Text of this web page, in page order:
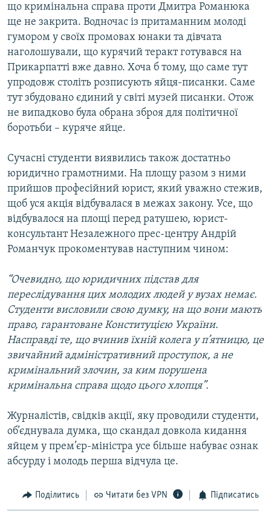
що кримінальна справа проти Дмитра Романюка
ще не закрита. Водночас із притаманним молоді
гумором у своїх промовах юнаки та дівчата
наголошували, що курячий теракт готувався на
Прикарпатті вже давно. Хоча б тому, що саме тут
упродовж століть розписують яйця-писанки. Саме
тут збудовано єдиний у світі музей писанки. Отож
не випадково була обрана зброя для політичної
боротьби – куряче яйце.
Сучасні студенти виявились також достатньо
юридично грамотними. На площу разом з ними
прийшов професійний юрист, який уважно стежив,
щоб уся акція відбувалася в межах закону. Усе, що
відбувалося на площі перед ратушею, юрист-
консультант Незалежного прес-центру Андрій
Романчук прокоментував наступним чином:
“Очевидно, що юридичних підстав для
переслідування цих молодих людей у вузах немає.
Студенти висловили свою думку, на що вони мають
право, гарантоване Конституцією України.
Насправді те, що вчинив їхній колега у п’ятницю, це
звичайний адміністративний проступок, а не
кримінальний злочин, за ким порушена
кримінальна справа щодо цього хлопця”.
Журналістів, свідків акції, яку проводили студенти,
об’єднувала думка, що скандал довкола кидання
яйцем у прем’єр-міністра усе більше набуває ознак
абсурду і молодь перша відчула це.
Поділитись Читати без VPN Підписатись